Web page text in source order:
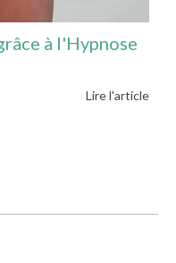
à l'Hypnose
Lire l'article